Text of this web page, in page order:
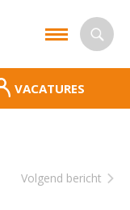
VACATURES
Volgend bericht